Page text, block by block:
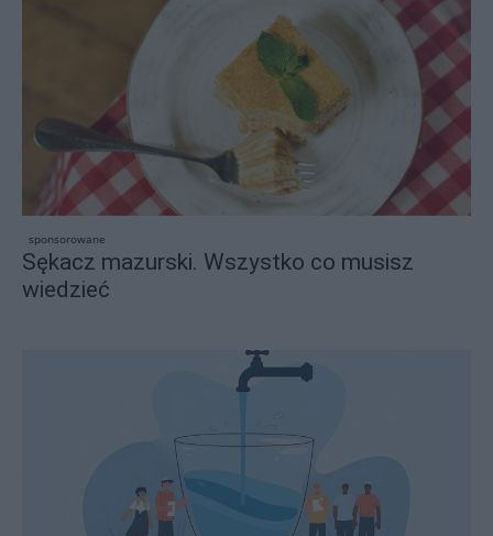
sponsorowane
Sękacz mazurski. Wszystko co musisz
wiedzieć